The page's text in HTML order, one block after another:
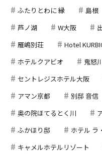
ふたりとわに 縁
島根
芦ノ湖
W大阪
雁嶋別荘
Hotel
ホテルクアビオ
鬼怒
セントレジスホテル大阪
アマン京都
別邸 音信
奥の院ほてるとく川
ふかほり邸
ホテル ラ
キャメルホテルリゾート